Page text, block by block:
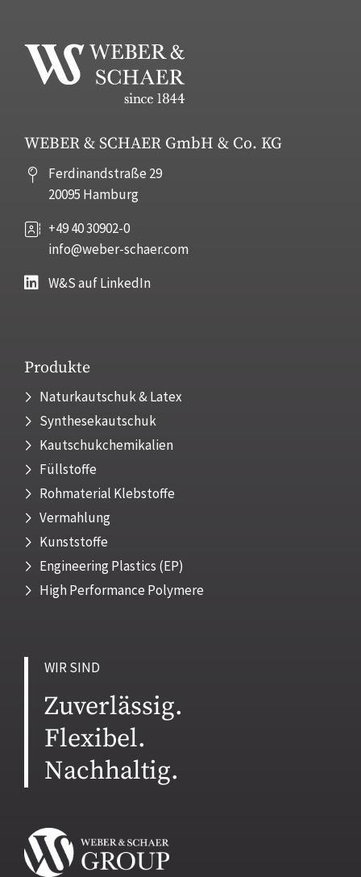
WEBER & SCHAER GmbH & Co. KG
Ferdinandstraße 29
20095 Hamburg
+49 40 30902-0
info@weber-schaer.com
W&S auf LinkedIn
Produkte
Naturkautschuk & Latex
Synthesekautschuk
Kautschukchemikalien
Füllstoffe
Rohmaterial Klebstoffe
Vermahlung
Kunststoffe
Engineering Plastics (EP)
High Performance Polymere
WIR SIND
Zuverlässig.
Flexibel.
Nachhaltig.